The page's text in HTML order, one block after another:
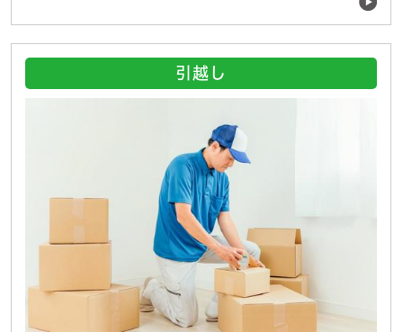
引越し